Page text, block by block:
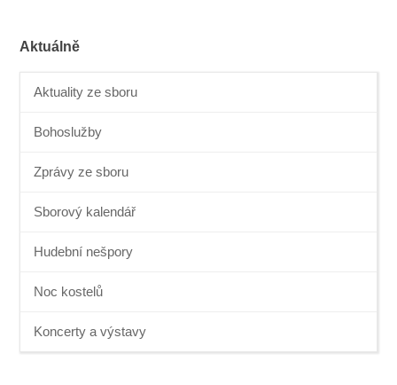
Aktuálně
Aktuality ze sboru
Bohoslužby
Zprávy ze sboru
Sborový kalendář
Hudební nešpory
Noc kostelů
Koncerty a výstavy